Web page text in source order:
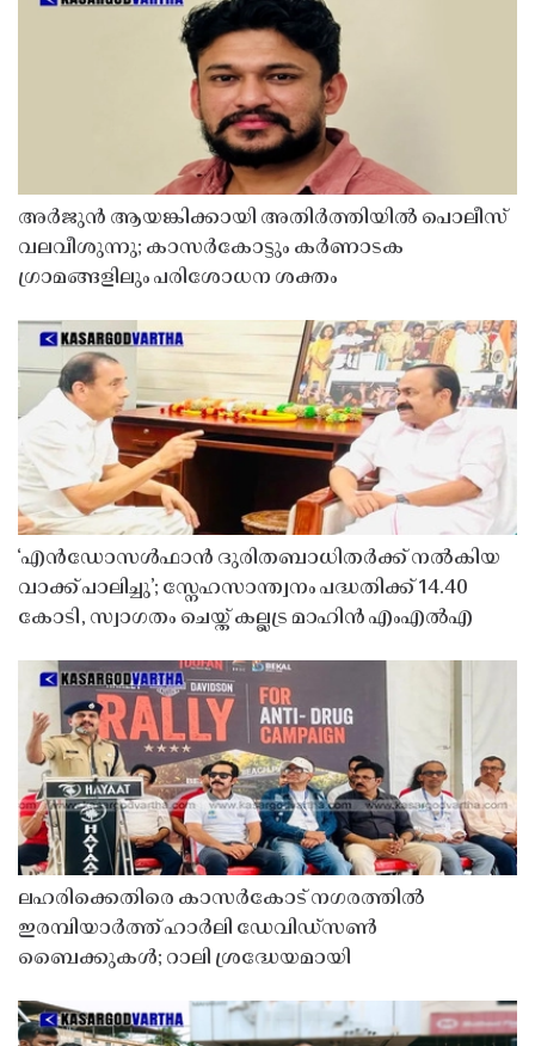
അർജുൻ ആയങ്കിക്കായി അതിർത്തിയിൽ പൊലീസ്
വലവീശുന്നു; കാസർകോട്ടും കർണാടക
ഗ്രാമങ്ങളിലും പരിശോധന ശക്തം
‘എൻഡോസൾഫാൻ ദുരിതബാധിതർക്ക് നൽകിയ
വാക്ക് പാലിച്ചു’; സ്നേഹസാന്ത്വനം പദ്ധതിക്ക് 14.40
കോടി, സ്വാഗതം ചെയ്ത് കല്ലട്ര മാഹിൻ എംഎൽഎ
ലഹരിക്കെതിരെ കാസർകോട് നഗരത്തിൽ
ഇരമ്പിയാർത്ത് ഹാർലി ഡേവിഡ്‌സൺ
ബൈക്കുകൾ; റാലി ശ്രദ്ധേയമായി